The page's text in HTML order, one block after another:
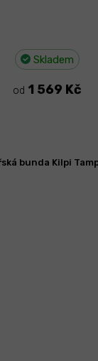
Skladem
od 1 569 Kč
bunda Kilpi